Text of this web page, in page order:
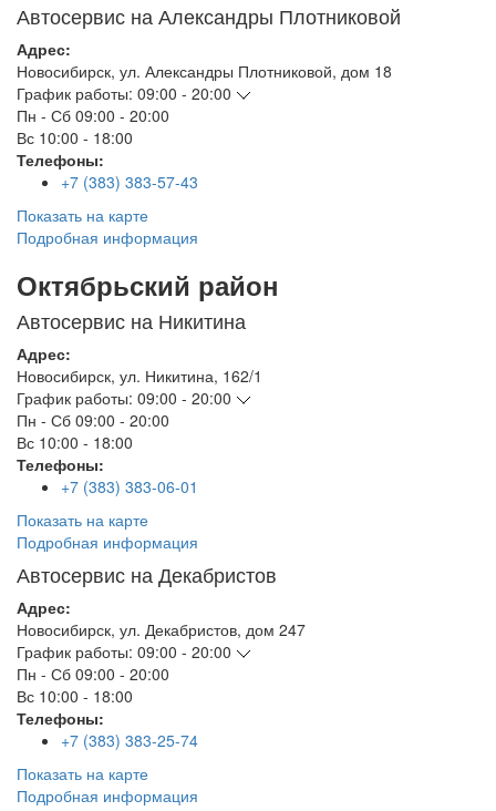
Автосервис на Александры Плотниковой
Адрес:
Новосибирск, ул. Александры Плотниковой, дом 18
График работы: 09:00 - 20:00
Пн - Сб 09:00 - 20:00
Вс 10:00 - 18:00
Телефоны:
+7 (383) 383-57-43
Показать на карте
Подробная информация
Октябрьский район
Автосервис на Никитина
Адрес:
Новосибирск, ул. Никитина, 162/1
График работы: 09:00 - 20:00
Пн - Сб 09:00 - 20:00
Вс 10:00 - 18:00
Телефоны:
+7 (383) 383-06-01
Показать на карте
Подробная информация
Автосервис на Декабристов
Адрес:
Новосибирск, ул. Декабристов, дом 247
График работы: 09:00 - 20:00
Пн - Сб 09:00 - 20:00
Вс 10:00 - 18:00
Телефоны:
+7 (383) 383-25-74
Показать на карте
Подробная информация